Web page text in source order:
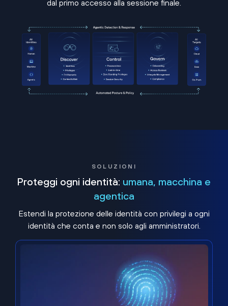
dal primo accesso alla sessione finale.
SOLUZIONI
Proteggi ogni identità: umana, macchina e
agentica
Estendi la protezione delle identità con privilegi a ogni
identità che conta e non solo agli amministratori.